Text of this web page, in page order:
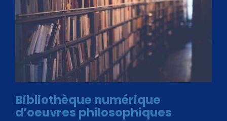
Bibliothèque numérique
d’oeuvres philosophiques